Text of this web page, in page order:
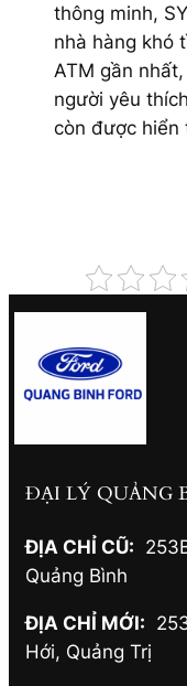
thông minh,
nhà hàng khó
ATM gần
người yêu
còn được hiển
ĐẠI LÝ QUẢNG
ĐỊA CHỈ CŨ:
Quảng Bình
ĐỊA CHỈ MỚI:
Hới, Quảng Trị